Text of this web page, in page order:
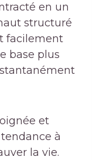
en un
structuré
facilement
base plus
et
à
la vie.